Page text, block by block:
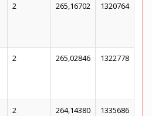
2 265,16702 1320764
2 265,02846 1322778
2 264,14380 1335686